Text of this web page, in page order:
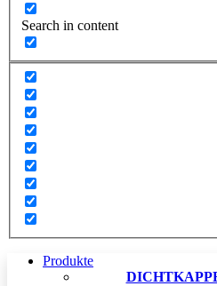
Search in content
Produkte